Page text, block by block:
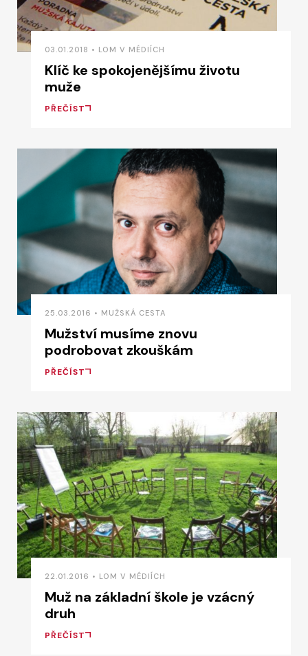
03.01.2018 • LOM V MÉDIÍCH
Klíč ke spokojenějšímu životu
muže
PŘEČÍST
25.03.2016 • MUŽSKÁ CESTA
Mužství musíme znovu
podrobovat zkouškám
PŘEČÍST
22.01.2016 • LOM V MÉDIÍCH
Muž na základní škole je vzácný
druh
PŘEČÍST